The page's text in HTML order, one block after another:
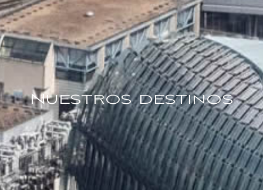
Nuestros destinos